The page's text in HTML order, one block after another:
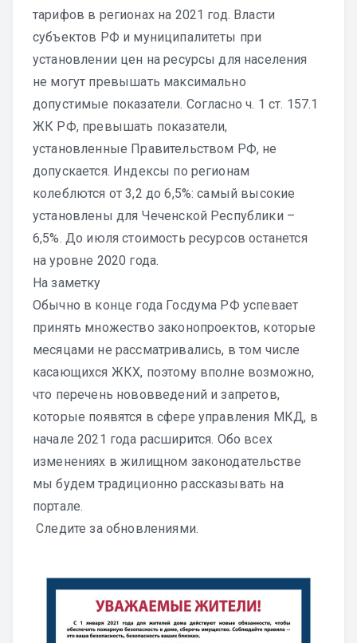
тарифов в регионах на 2021 год. Власти
субъектов РФ и муниципалитеты при
установлении цен на ресурсы для населения
не могут превышать максимально
допустимые показатели. Согласно ч. 1 ст. 157.1
ЖК РФ, превышать показатели,
установленные Правительством РФ, не
допускается. Индексы по регионам
колеблются от 3,2 до 6,5%: самый высокие
установлены для Чеченской Республики –
6,5%. До июля стоимость ресурсов останется
на уровне 2020 года.
На заметку
Обычно в конце года Госдума РФ успевает
принять множество законопроектов, которые
месяцами не рассматривались, в том числе
касающихся ЖКХ, поэтому вполне возможно,
что перечень нововведений и запретов,
которые появятся в сфере управления МКД, в
начале 2021 года расширится. Обо всех
изменениях в жилищном законодательстве
мы будем традиционно рассказывать на
портале.
Следите за обновлениями.